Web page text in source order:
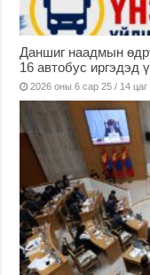
Даншиг наадмын
16 автобус иргэдэд
2026 оны 6 сар 25 / 14